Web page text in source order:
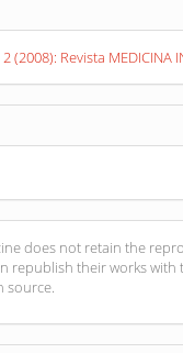
(2008): Revista MEDICINA
does not retain the
republish their works
source.